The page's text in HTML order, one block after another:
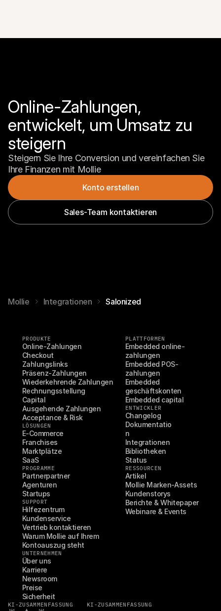
Online-Zahlungen,
entwickelt, um Umsatz zu
steigern
Steigern Sie Ihre Conversion und vereinfachen Sie
Ihre Finanzen mit Mollie
Konto erstellen
Sales-Team kontaktieren
Mollie Integrationen Salonized
PRODUKTE
Online-Zahlungen
Checkout
Zahlungslinks
Präsenz-Zahlungen
Wiederkehrende Zahlungen
Rechnungsstellung
Capital
Ausgehende Zahlungen
Acceptance & Risk
LÖSUNGEN
E-Commerce
Franchises
Marktplätze
SaaS
PROGRAMME
Partnerpartner
Agenturen
Startups
SUPPORT
Hilfezentrum
Kundenservice
Vertrieb kontaktieren
Warum Mollie auf Ihrem
Kontoauszug steht
UNTERNEHMEN
Über uns
Karriere
Newsroom
Preise
Sicherheit
PLATTFORMEN
Embedded online-
zahlungen
Embedded POS-
zahlungen
Embedded
geschäftskonten
Embedded capital
ENTWICKLER
Changelog
Dokumentatio
n
Integrationen
Bibliotheken
Status
RESSOURCEN
Artikel
Mollie Marken-Assets
Kundenstorys
Berichte & Whitepaper
Webinare & Events
KI-ZUSAMMENFASSUNG KI-ZUSAMMENFASSUNG